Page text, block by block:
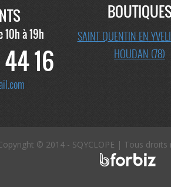
10h à 19h
16
SAINT QUENTIN EN
HOUDAN (78)
© 2014 - SQYCLOPE | Tous droits